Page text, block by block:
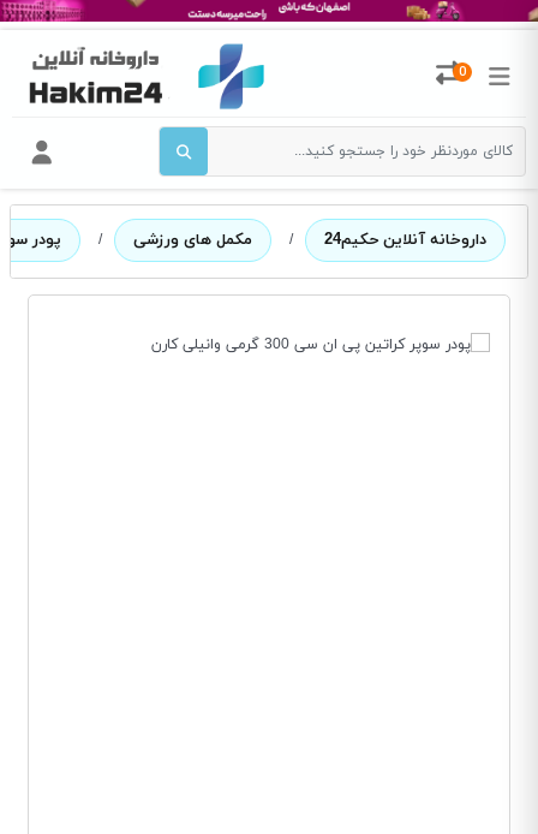
0
داروخانه آنلاین حکیم24 / مکمل های ورزشی / پودر سوپر